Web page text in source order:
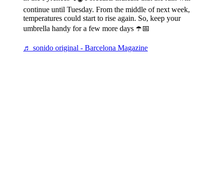
continue until Tuesday. From the middle of next week,
temperatures could start to rise again. So, keep your
umbrella handy for a few more days ☂️📅
♬ sonido original - Barcelona Magazine